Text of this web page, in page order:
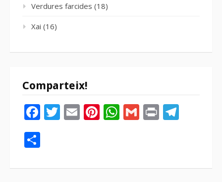
Verdures farcides (18)
Xai (16)
Comparteix!
Facebook
Twitter
EmailPinterest
WhatsApp
Gmail
Print